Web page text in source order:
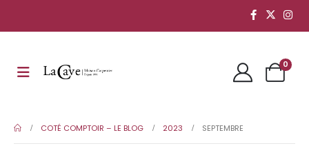
0
COTÉ COMPTOIR – LE BLOG 2023 SEPTEMBRE